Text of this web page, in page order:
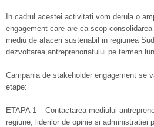
In cadrul acestei activitati vom derula o
engagement care are ca scop
mediu de afaceri sustenabil in regiunea
dezvoltarea antreprenoriatului pe termen
Campania de stakeholder engagement se
etape:
ETAPA 1 – Contactarea mediului
regiune, liderilor de opinie si administratiei